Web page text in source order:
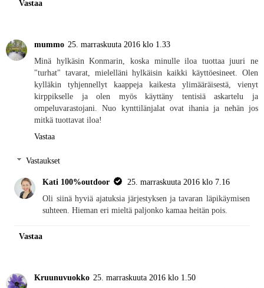
Vastaa
mummo 25. marraskuuta 2016 klo 1.33
Minä hylkäsin Konmarin, koska minulle iloa tuottaa juuri ne
"turhat" tavarat, mielelläni hylkäisin kaikki käyttöesineet. Olen
kylläkin tyhjennellyt kaappeja kaikesta ylimääräisestä, vienyt
kirppikselle ja olen myös käyttäny tentisiä askartelu ja
ompeluvarastojani. Nuo kynttilänjalat ovat ihania ja nehän jos
mitkä tuottavat iloa!
Vastaa
Vastaukset
Kati 100%outdoor
25. marraskuuta 2016 klo 7.16
Oli siinä hyviä ajatuksia järjestyksen ja tavaran läpikäymisen
suhteen. Hieman eri mieltä paljonko kamaa heitän pois.
Vastaa
Kruunuvuokko 25. marraskuuta 2016 klo 1.50